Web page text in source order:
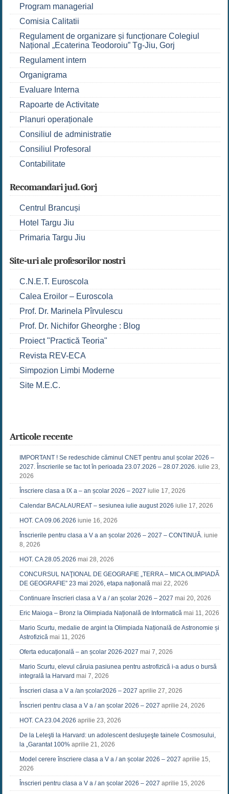
Program managerial
Comisia Calitatii
Regulament de organizare și funcționare Colegiul
Național „Ecaterina Teodoroiu” Tg-Jiu, Gorj
Regulament intern
Organigrama
Evaluare Interna
Rapoarte de Activitate
Planuri operaționale
Consiliul de administratie
Consiliul Profesoral
Contabilitate
Recomandari jud. Gorj
Centrul Brancuși
Hotel Targu Jiu
Primaria Targu Jiu
Site-uri ale profesorilor nostri
C.N.E.T. Euroscola
Calea Eroilor – Euroscola
Prof. Dr. Marinela Pîrvulescu
Prof. Dr. Nichifor Gheorghe : Blog
Proiect "Practică Teoria"
Revista REV-ECA
Simpozion Limbi Moderne
Site M.E.C.
Articole recente
IMPORTANT ! Se redeschide căminul CNET pentru anul școlar 2026 –
2027. Înscrierile se fac tot în perioada 23.07.2026 – 28.07.2026. iulie 23,
2026
Înscriere clasa a IX a – an școlar 2026 – 2027 iulie 17, 2026
Calendar BACALAUREAT – sesiunea iulie august 2026 iulie 17, 2026
HOT. CA 09.06.2026 iunie 16, 2026
Înscrierile pentru clasa a V a an școlar 2026 – 2027 – CONTINUĂ. iunie
8, 2026
HOT. CA 28.05.2026 mai 28, 2026
CONCURSUL NAŢIONAL DE GEOGRAFIE „TERRA – MICA OLIMPIADĂ
DE GEOGRAFIE” 23 mai 2026, etapa națională mai 22, 2026
Continuare înscrieri clasa a V a / an școlar 2026 – 2027 mai 20, 2026
Eric Maioga – Bronz la Olimpiada Națională de Informatică mai 11, 2026
Mario Scurtu, medalie de argint la Olimpiada Națională de Astronomie și
Astrofizică mai 11, 2026
Oferta educațională – an școlar 2026-2027 mai 7, 2026
Mario Scurtu, elevul căruia pasiunea pentru astrofizică i-a adus o bursă
integrală la Harvard mai 7, 2026
Înscrieri clasa a V a /an școlar2026 – 2027 aprilie 27, 2026
Înscrieri pentru clasa a V a / an școlar 2026 – 2027 aprilie 24, 2026
HOT. CA 23.04.2026 aprilie 23, 2026
De la Leleşti la Harvard: un adolescent desluşeşte tainele Cosmosului,
la „Garantat 100% aprilie 21, 2026
Model cerere înscriere clasa a V a / an școlar 2026 – 2027 aprilie 15,
2026
Înscrieri pentru clasa a V a / an școlar 2026 – 2027 aprilie 15, 2026